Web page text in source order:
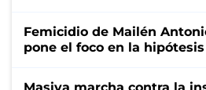
Femicidio de Mailén
pone el foco en la